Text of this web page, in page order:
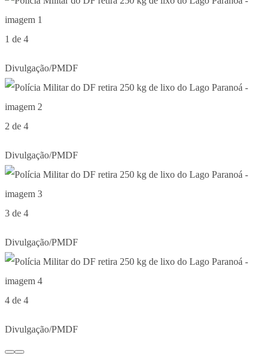
1 de 4
Divulgação/PMDF
2 de 4
Divulgação/PMDF
3 de 4
Divulgação/PMDF
4 de 4
Divulgação/PMDF